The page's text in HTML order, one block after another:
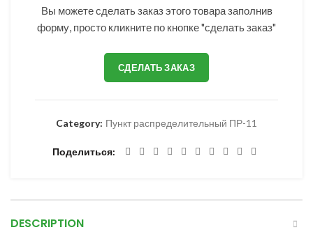
Вы можете сделать заказ этого товара заполнив
форму, просто кликните по кнопке "сделать заказ"
СДЕЛАТЬ ЗАКАЗ
Category: Пункт распределительный ПР-11
Поделиться
DESCRIPTION